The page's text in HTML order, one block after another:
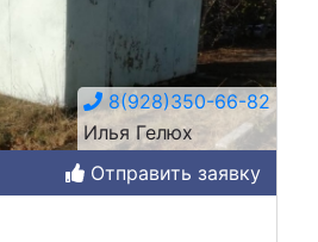
8(928)350-66-82
Илья Гелюх
Отправить заявку